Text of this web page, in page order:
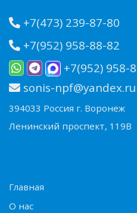
+7(473) 239-87-80
+7(952) 958-88-82
+7(952) 958-
sonis-npf@yandex.ru
394033 Россия г. Воронеж
Ленинский проспект, 119В
Главная
О нас